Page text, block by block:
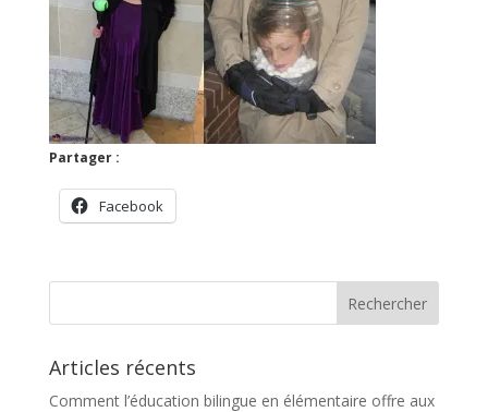
Partager :
Facebook
Articles récents
Comment l’éducation bilingue en élémentaire offre aux